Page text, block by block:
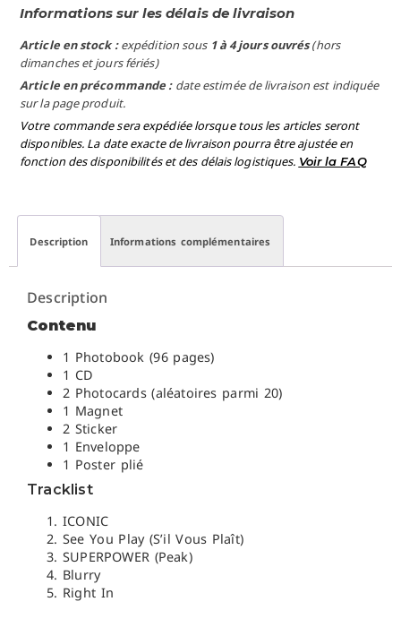
Informations sur les délais de livraison
Article en stock :expédition sous 1 à 4 jours ouvrés(hors
dimanches et jours fériés)
Article en précommande : date estimée de livraison est indiquée
sur la page produit.
Votre commande sera expédiée lorsque tous les articles seront
disponibles. La date exacte de livraison pourra être ajustée en
fonction des disponibilités et des délais logistiques. Voir la FAQ
Description Informations complémentaires
Description
Contenu
1 Photobook (96 pages)
1 CD
2 Photocards (aléatoires parmi 20)
1 Magnet
2 Sticker
1 Enveloppe
1 Poster plié
Tracklist
ICONIC
See You Play (S’il Vous Plaît)
SUPERPOWER (Peak)
Blurry
Right In